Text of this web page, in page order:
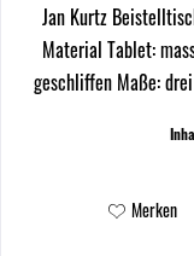
Jan Kurtz
Material Tablet:
geschliffen Maße:
Merken